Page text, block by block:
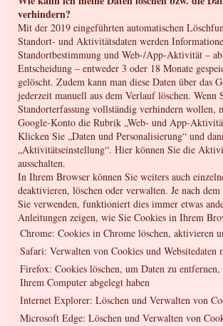
verhindern?
Mit der 2019 eingeführten automatischen
Standort- und Aktivitätsdaten werden
Standortbestimmung und Web-/App-Aktivität –
Entscheidung – entweder 3 oder 18 Monate
gelöscht. Zudem kann man diese Daten über das
jederzeit manuell aus dem Verlauf löschen. Wenn
Standorterfassung vollständig verhindern wollen,
Google-Konto die Rubrik „Web- und App-
Klicken Sie „Daten und Personalisierung“ und
„Aktivitätseinstellung“. Hier können Sie die
ausschalten.
In Ihrem Browser können Sie weiters auch
deaktivieren, löschen oder verwalten. Je nach
Sie verwenden, funktioniert dies immer etwas
Anleitungen zeigen, wie Sie Cookies in Ihrem
Chrome: Cookies in Chrome löschen, aktivieren
Safari: Verwalten von Cookies und Websitedaten
Firefox: Cookies löschen, um Daten zu entfernen,
Ihrem Computer abgelegt haben
Internet Explorer: Löschen und Verwalten von
Microsoft Edge: Löschen und Verwalten von